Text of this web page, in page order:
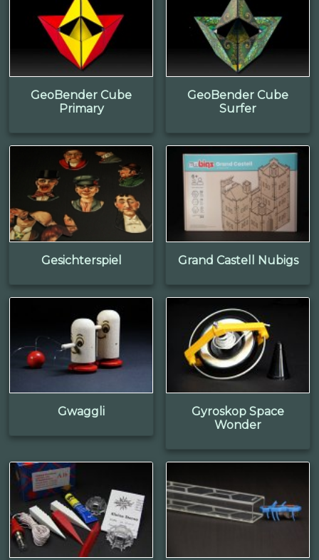
GeoBender Cube
Primary
GeoBender Cube
Surfer
Gesichterspiel Grand Castell Nubigs
Gwaggli
Gyroskop Space
Wonder